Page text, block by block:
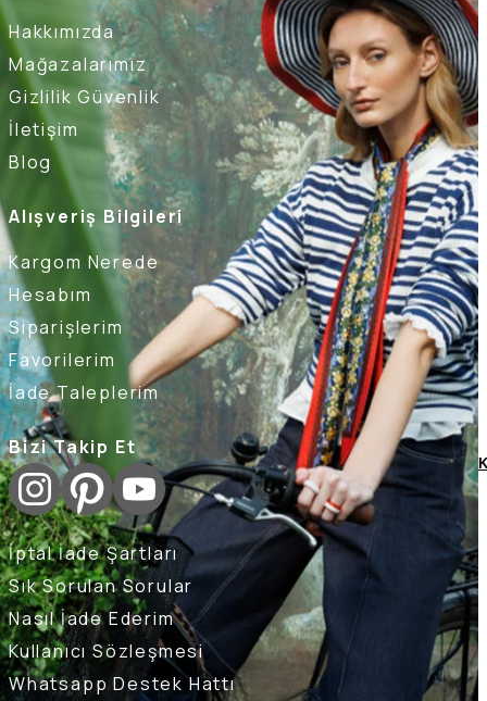
Hakkımızda
Mağazalarımız
Gizlilik Güvenlik
İletişim
Blog
Alışveriş Bilgileri
Kargom Nerede
Hesabım
Siparişlerim
Favorilerim
İade Taleplerim
Bizi Takip Et
İptal İade Şartları
Sık Sorulan Sorular
Nasıl İade Ederim
Kullanıcı Sözleşmesi
Whatsapp Destek Hattı